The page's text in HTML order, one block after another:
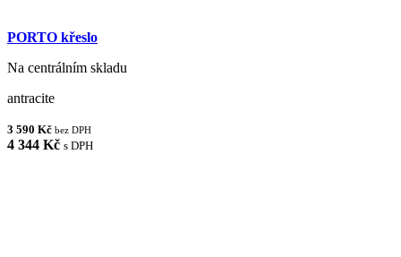
PORTO křeslo
Na centrálním skladu
antracite
3 590 Kč bez DPH
4 344 Kč s DPH